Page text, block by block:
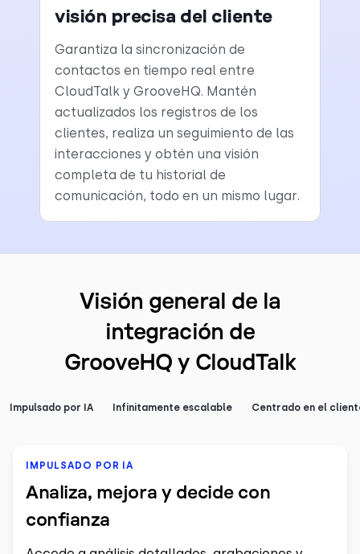
visión precisa del cliente
Garantiza la sincronización de
contactos en tiempo real entre
CloudTalk y GrooveHQ. Mantén
actualizados los registros de los
clientes, realiza un seguimiento de las
interacciones y obtén una visión
completa de tu historial de
comunicación, todo en un mismo lugar.
Visión general de la
integración de
GrooveHQ y CloudTalk
Impulsado por IA Infinitamente escalable Centrado en el
IMPULSADO POR IA
Analiza, mejora y decide con
confianza